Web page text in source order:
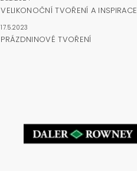
VELIKONOČNÍ TVOŘENÍ A INSPIRACE
17.5.2023
PRÁZDNINOVÉ TVOŘENÍ